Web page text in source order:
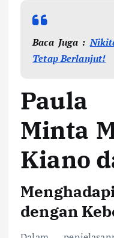
Baca Juga :
Tetap Berlanjut!
Paula
Minta
Kiano
dengan